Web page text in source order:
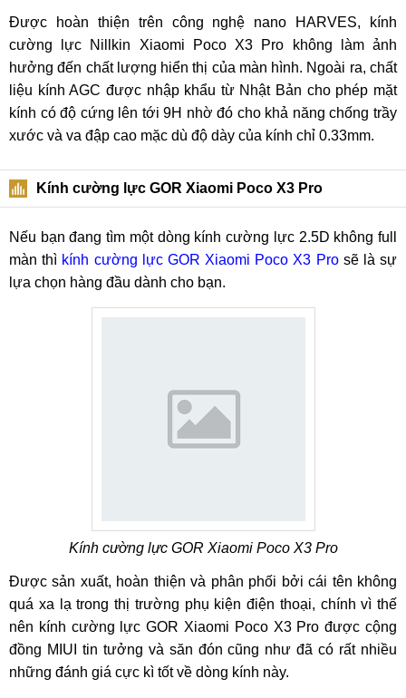
Được hoàn thiện trên công nghệ nano HARVES, kính
cường lực Nillkin Xiaomi Poco X3 Pro không làm ảnh
hưởng đến chất lượng hiển thị của màn hình. Ngoài ra, chất
liệu kính AGC được nhập khẩu từ Nhật Bản cho phép mặt
kính có độ cứng lên tới 9H nhờ đó cho khả năng chống trầy
xước và va đập cao mặc dù độ dày của kính chỉ 0.33mm.
Kính cường lực GOR Xiaomi Poco X3 Pro
Nếu bạn đang tìm một dòng kính cường lực 2.5D không full
màn thì kính cường lực GOR Xiaomi Poco X3 Prosẽ là sự
lựa chọn hàng đầu dành cho bạn.
Kính cường lực GOR Xiaomi Poco X3 Pro
Được sản xuất, hoàn thiện và phân phối bởi cái tên không
quá xa lạ trong thị trường phụ kiện điện thoại, chính vì thế
nên kính cường lực GOR Xiaomi Poco X3 Pro được cộng
đồng MIUI tin tưởng và săn đón cũng như đã có rất nhiều
những đánh giá cực kì tốt về dòng kính này.